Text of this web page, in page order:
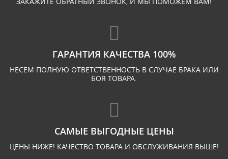
ГАРАНТИЯ КАЧЕСТВА 100%
НЕСЕМ ПОЛНУЮ ОТВЕТСТВЕННОСТЬ В СЛУЧАЕ БРАКА ИЛИ
БОЯ ТОВАРА.
САМЫЕ ВЫГОДНЫЕ ЦЕНЫ
ЦЕНЫ НИЖЕ! КАЧЕСТВО ТОВАРА И ОБСЛУЖИВАНИЯ ВЫШЕ!